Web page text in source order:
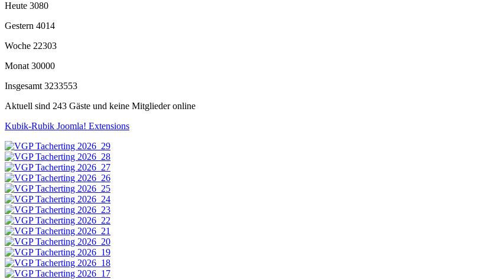
Heute 3080
Gestern 4014
Woche 22303
Monat 30000
Insgesamt 3233553
Aktuell sind 243 Gäste und keine Mitglieder online
Kubik-Rubik Joomla! Extensions